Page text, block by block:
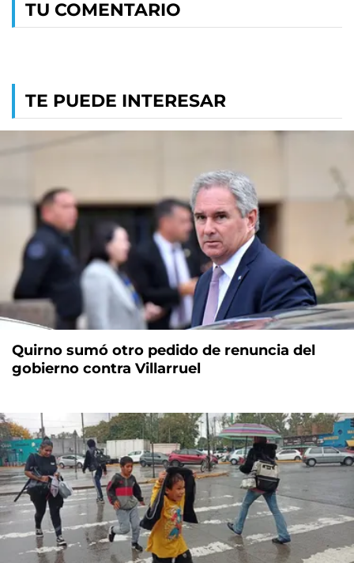
TU COMENTARIO
TE PUEDE INTERESAR
Quirno sumó otro pedido de renuncia del
gobierno contra Villarruel